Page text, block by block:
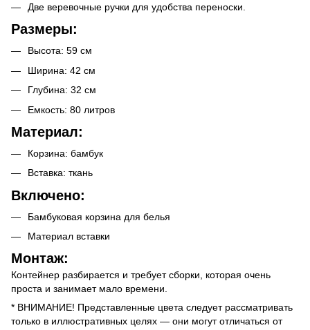
Две веревочные ручки для удобства переноски.
Размеры:
Высота: 59 см
Ширина: 42 см
Глубина: 32 см
Емкость: 80 литров
Материал:
Корзина: бамбук
Вставка: ткань
Включено:
Бамбуковая корзина для белья
Материал вставки
Монтаж:
Контейнер разбирается и требует сборки, которая очень
проста и занимает мало времени.
* ВНИМАНИЕ! Представленные цвета следует рассматривать
только в иллюстративных целях — они могут отличаться от